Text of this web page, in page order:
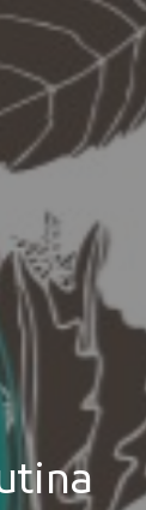
actes
par l'Europe